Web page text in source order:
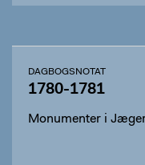
DAGBOGSNOTAT
1780-1781
Monumenter i